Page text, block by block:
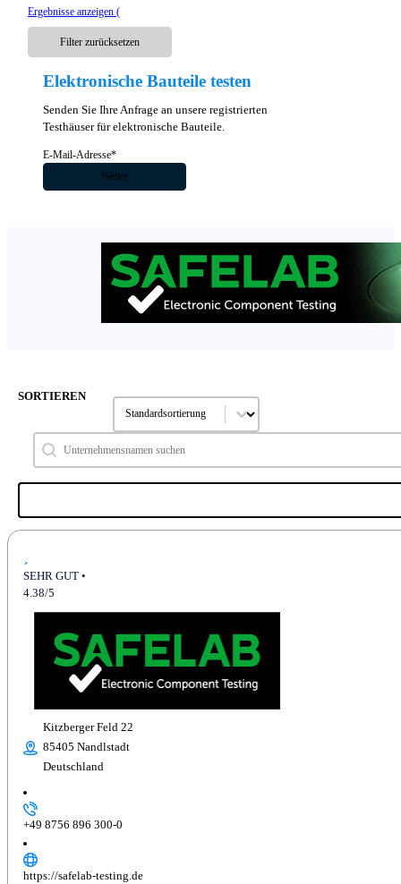
Ergebnisse anzeigen (
Filter zurücksetzen
Elektronische Bauteile testen
Senden Sie Ihre Anfrage an unsere registrierten
Testhäuser für elektronische Bauteile.
Abschnitt
Weiter
SORTIEREN
SOrtierung a - z
Hersteller suchen
Search content
Kitzberger Feld 22
85405 Nandlstadt
Deutschland
+49 8756 896 300-0
https://safelab-testing.de
SEHR GUT •
4.38/5